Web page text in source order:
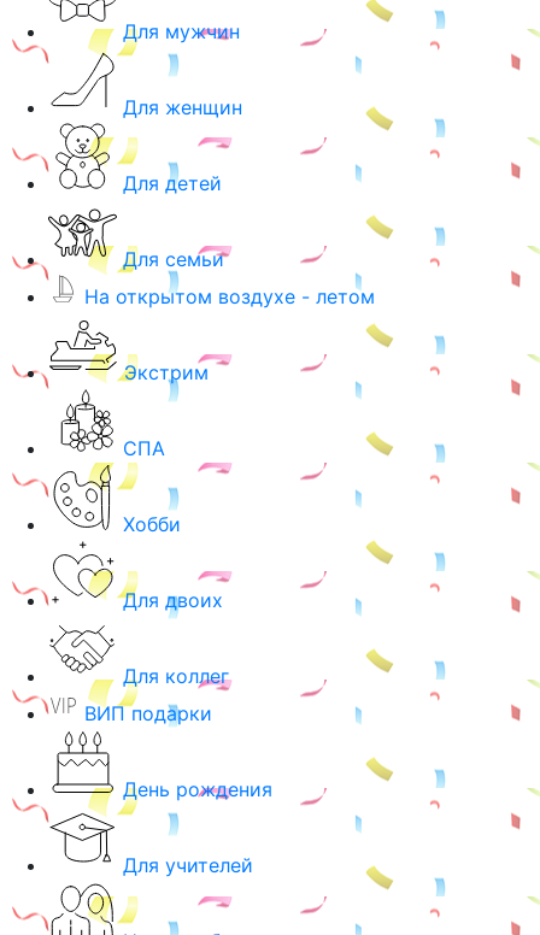
Для мужчин
Для женщин
Для детей
Для семьи
На открытом воздухе - летом
Экстрим
СПА
Хобби
Для двоих
Для коллег
ВИП подарки
День рождения
Для учителей